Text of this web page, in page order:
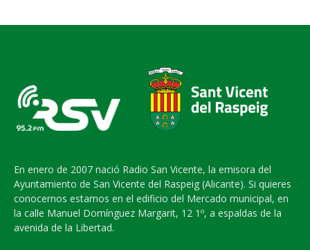
En enero de 2007 nació Radio San Vicente, la emisora del
Ayuntamiento de San Vicente del Raspeig (Alicante). Si quieres
conocernos estamos en el edificio del Mercado municipal, en
la calle Manuel Domínguez Margarit, 12 1º, a espaldas de la
avenida de la Libertad.